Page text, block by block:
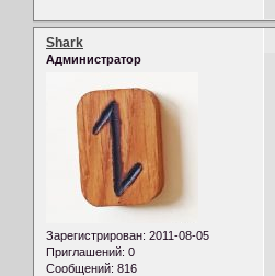
Shark
Администратор
Зарегистрирован: 2011-08-05
Приглашений: 0
Сообщений: 816